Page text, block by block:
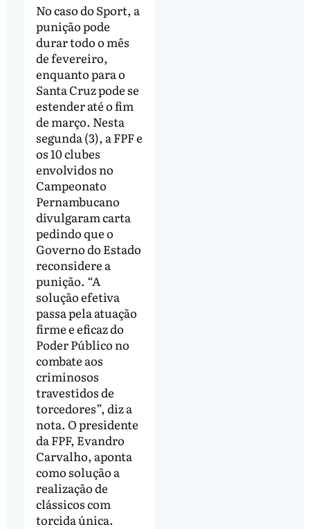
No caso do Sport, a
punição pode
durar todo o mês
de fevereiro,
enquanto para o
Santa Cruz pode se
estender até o fim
de março. Nesta
segunda (3), a FPF e
os 10 clubes
envolvidos no
Campeonato
Pernambucano
divulgaram carta
pedindo que o
Governo do Estado
reconsidere a
punição. “A
solução efetiva
passa pela atuação
firme e eficaz do
Poder Público no
combate aos
criminosos
travestidos de
torcedores”, diz a
nota. O presidente
da FPF, Evandro
Carvalho, aponta
como solução a
realização de
clássicos com
torcida única.